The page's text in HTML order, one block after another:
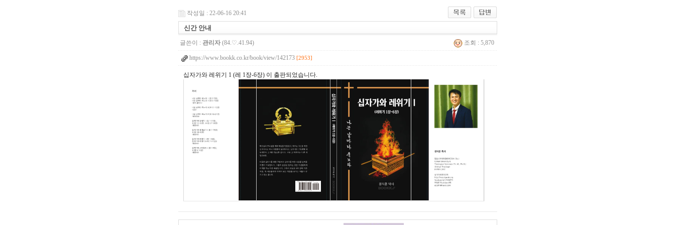
작성일 : 22-06-16 20:41
신간 안내
글쓴이 : 관리자(84.♡.41.94) 조회 : 5,870
https://www.bookk.co.kr/book/view/142173 [2953]
십자가와 레위기 1 (레 1장-6장) 이 출판되었습니다.